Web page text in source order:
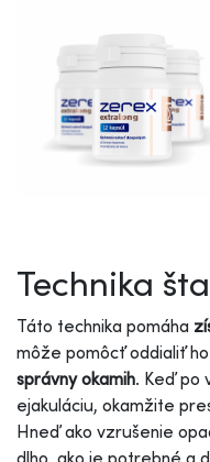
Technika
Táto technika pomáha
môže pomôcť oddialiť
správny okamih. Keď po
ejakuláciu, okamžite
Hneď ako vzrušenie
dlho, ako je potrebné a